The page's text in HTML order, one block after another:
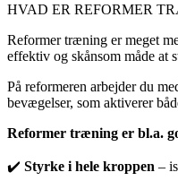
HVAD ER REFORMER
Reformer træning er meget
effektiv og skånsom måde at
På reformeren arbejder du
bevægelser, som aktiverer
Reformer træning er bl.a.
✔️ Styrke i hele kroppen –